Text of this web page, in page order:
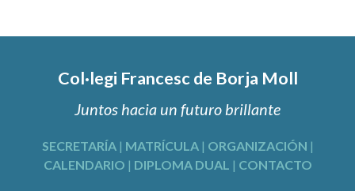
Col·legi Francesc de Borja Moll
Juntos hacia un futuro brillante
SECRETARÍA | MATRÍCULA | ORGANIZACIÓN |
CALENDARIO | DIPLOMA DUAL | CONTACTO